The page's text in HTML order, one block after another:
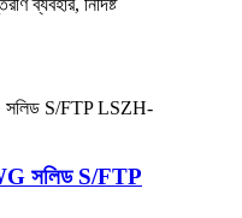
সলিড S/FTP